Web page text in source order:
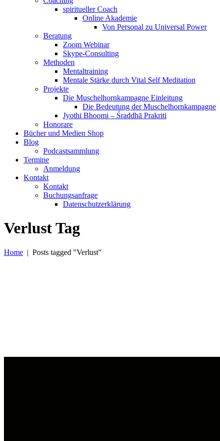
spiritueller Coach
Online Akademie
Von Personal zu Universal Power
Beratung
Zoom Webinar
Skype-Consulting
Methoden
Mentaltraining
Mentale Stärke durch Vital Self Meditation
Projekte
Die Muschelhornkampagne Einleitung
Die Bedeutung der Muschelhornkampagne
Jyothi Bhoomi – Śraddhā Prakriti
Honorare
Bücher und Medien Shop
Blog
Podcastsammlung
Termine
Anmeldung
Kontakt
Kontakt
Buchungsanfrage
Datenschutzerklärung
Verlust Tag
Home | Posts tagged "Verlust"